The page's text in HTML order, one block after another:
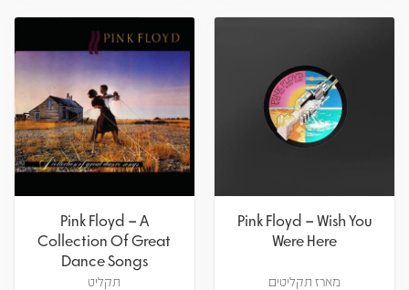
Pink Floyd – Wish You
Were Here
מארז תקליטים
Pink Floyd – A
Collection Of Great
Dance Songs
תקליט